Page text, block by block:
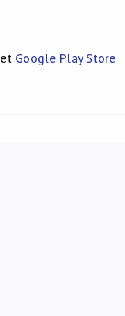
et Google Play Store